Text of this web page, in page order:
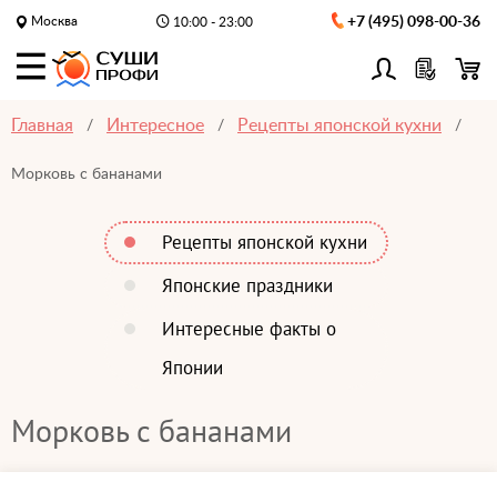
Москва 10:00 - 23:00 +7 (495) 098-00-36
Главная Интересное Рецепты японской кухни
Морковь с бананами
Рецепты японской кухни
Японские праздники
Интересные факты о
Японии
Морковь с бананами